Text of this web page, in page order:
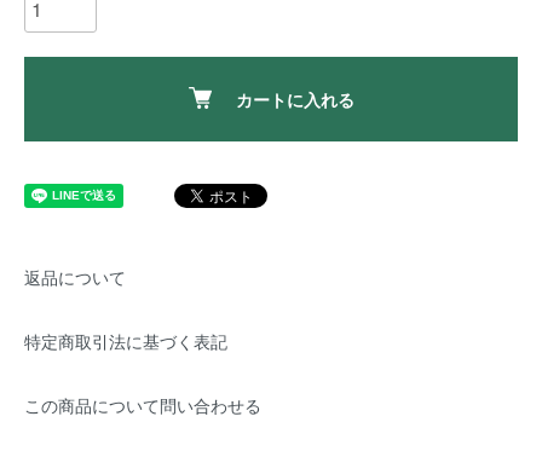
カートに入れる
返品について
特定商取引法に基づく表記
この商品について問い合わせる